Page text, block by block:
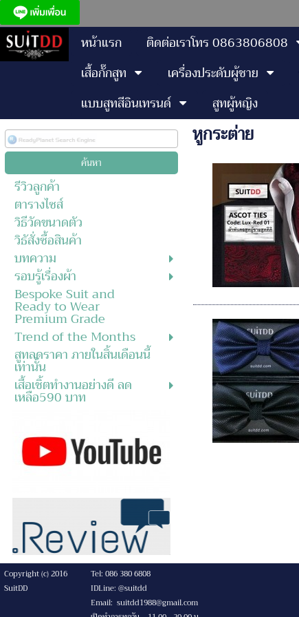
หน้าแรก ติดต่อเราโทร 0863806808
เสื้อกั๊กสูท
เครื่องประดับผู้ชาย
แบบสูทสีอินเทรนด์
สูทผู้หญิง
รีวิวลูกค้า
ตารางไซส์
วิธีวัดขนาดตัว
วิธัสั่งซื้อสินค้า
บทความ
รอบรู้เรื่องผ้า
Bespoke Suit and
Ready to Wear
Premium Grade
Trend of the Months
สูทลดราคา ภายในสิ้นเดือนนี้
เท่านั้น
เสื้อเชิ้ตทำงานอย่างดี ลด
เหลือ590 บาท
หูกระต่าย
Copyright (c) 2016
Tel: 086 380 6808
SuitDD
IDLine: @suitdd
Email: suitdd1988@gmail.com